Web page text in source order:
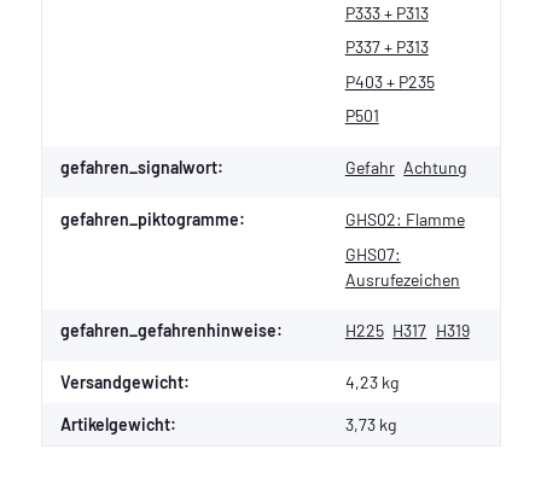
P333 + P313
P337 + P313
P403 + P235
P501
gefahren_signalwort: Gefahr Achtung
gefahren_piktogramme:
GHS02: Flamme
GHS07:
Ausrufezeichen
gefahren_gefahrenhinweise: H225 H317 H319
Versandgewicht: 4,23 kg
Artikelgewicht: 3,73 kg